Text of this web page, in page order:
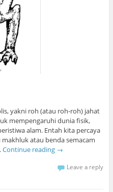
yakni roh (atau roh-roh) jahat
mempengaruhi dunia fisik,
alam. Entah kita percaya
atau benda semacam
Continue reading →
Leave a reply